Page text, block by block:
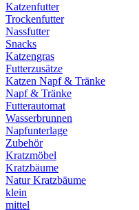
Katzenfutter
Trockenfutter
Nassfutter
Snacks
Katzengras
Futterzusätze
Katzen Napf & Tränke
Napf & Tränke
Futterautomat
Wasserbrunnen
Napfunterlage
Zubehör
Kratzmöbel
Kratzbäume
Natur Kratzbäume
klein
mittel